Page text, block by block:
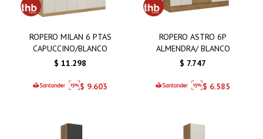
ROPERO MILAN 6 PTAS
CAPUCCINO/BLANCO
$ 11.298
$ 9.603
ROPERO ASTRO 6P
ALMENDRA/ BLANCO
$ 7.747
$ 6.585